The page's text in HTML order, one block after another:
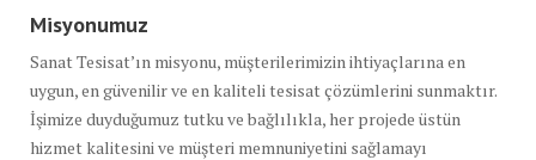
Misyonumuz
Sanat Tesisat’ın misyonu, müşterilerimizin ihtiyaçlarına en
uygun, en güvenilir ve en kaliteli tesisat çözümlerini sunmaktır.
İşimize duyduğumuz tutku ve bağlılıkla, her projede üstün
hizmet kalitesini ve müşteri memnuniyetini sağlamayı